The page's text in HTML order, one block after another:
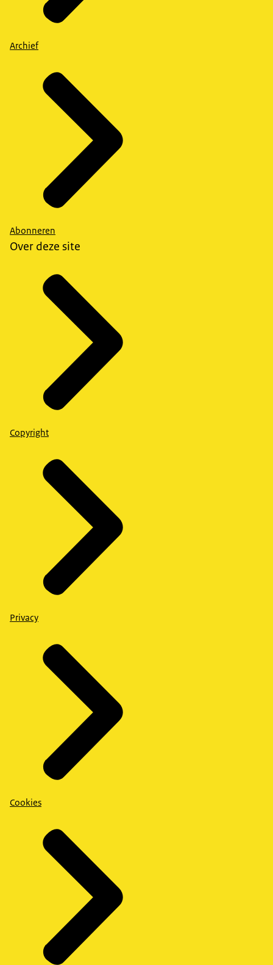
Archief
Abonneren
Over deze site
Copyright
Privacy
Cookies